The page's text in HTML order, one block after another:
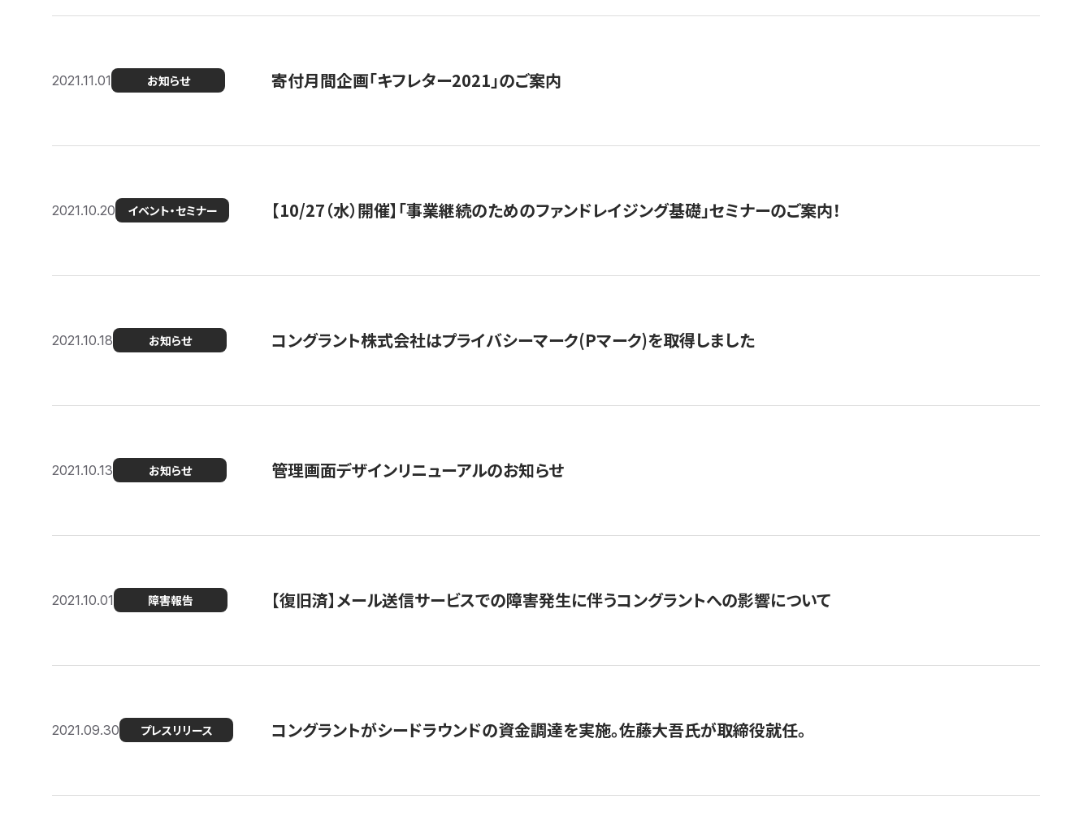
2021.11.01 お知らせ 寄付月間企画「キフレター2021」のご案内
2021.10.20 イベント・セミナー 【10/27（水）開催】「事業継続のためのファンドレイジング基礎」セミナーのご案内！
2021.10.18 お知らせ コングラント株式会社はプライバシーマーク(Pマーク)を取得しました
2021.10.13 お知らせ 管理画面デザインリニューアルのお知らせ
2021.10.01 障害報告 【復旧済】メール送信サービスでの障害発生に伴うコングラントへの影響について
2021.09.30 プレスリリース コングラントがシードラウンドの資金調達を実施。佐藤大吾氏が取締役就任。